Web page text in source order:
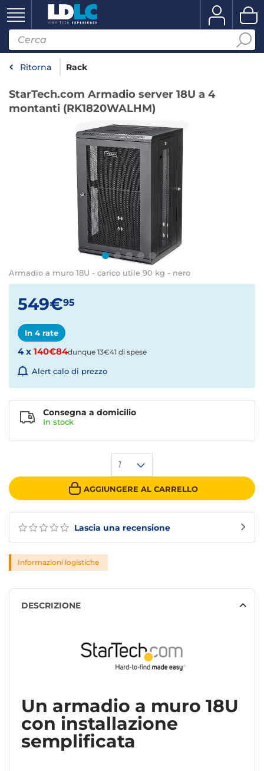
Ritorna Rack
StarTech.com Armadio server 18U a 4
montanti (RK1820WALHM)
Armadio a muro 18U - carico utile 90 kg - nero
Lascia una recensione
549€95
In 4 rate
4 x 140€84dunque 13€41 di spese
Alert calo di prezzo
1
AGGIUNGERE AL CARRELLO
Consegna a domicilio
In stock
Informazioni logistiche
DESCRIZIONE
Un armadio a muro 18U
con installazione
semplificata